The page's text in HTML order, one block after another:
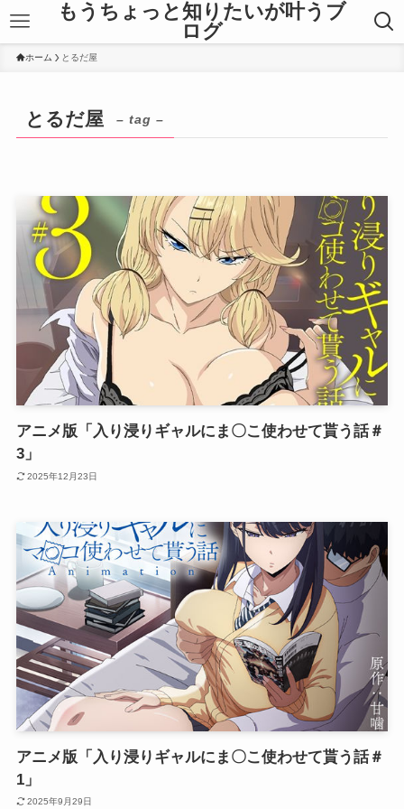
もうちょっと知りたいが叶うブ
ログ
ホーム とるだ屋
とるだ屋 – tag –
アニメ版「入り浸りギャルにま〇こ使わせて貰う話＃
3」
2025年12月23日
アニメ版「入り浸りギャルにま〇こ使わせて貰う話＃
1」
2025年9月29日